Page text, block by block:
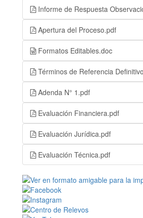
Informe de Respuesta
Apertura del Proceso.pdf
Formatos Editables.doc
Términos de Referencia
Adenda N° 1.pdf
Evaluación Financiera.pdf
Evaluación Jurídica.pdf
Evaluación Técnica.pdf